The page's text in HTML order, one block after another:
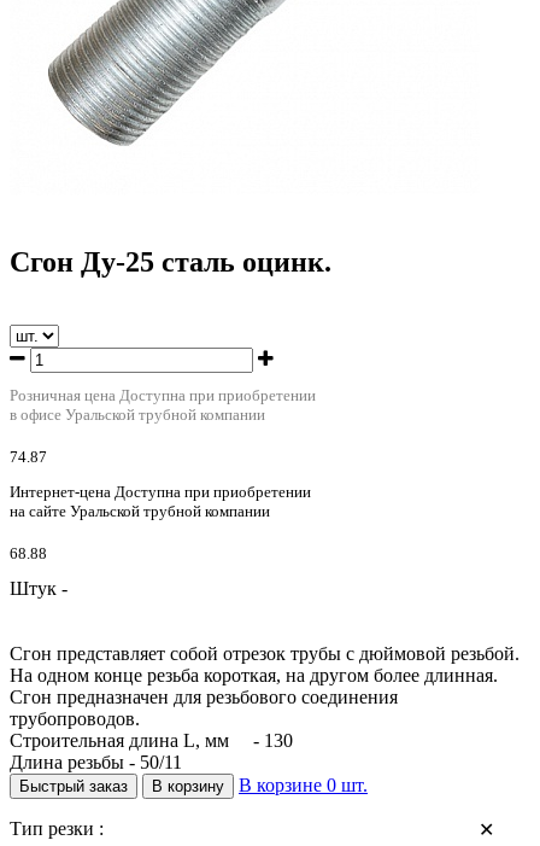
Сгон Ду-25 сталь оцинк.
Розничная цена Доступна при приобретении
в офисе Уральской трубной компании
74.87
Интернет-цена Доступна при приобретении
на сайте Уральской трубной компании
68.88
Штук -
Сгон представляет собой отрезок трубы с дюймовой резьбой.
На одном конце резьба короткая, на другом более длинная.
Сгон предназначен для резьбового соединения
трубопроводов.
Строительная длина L, мм - 130
Длина резьбы - 50/11
Быстрый заказ В корзину В корзине 0 шт.
✕
Тип резки :